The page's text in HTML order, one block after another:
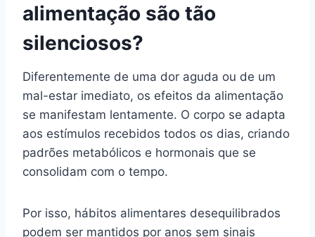
alimentação são tão
silenciosos?
Diferentemente de uma dor aguda ou de um
mal-estar imediato, os efeitos da alimentação
se manifestam lentamente. O corpo se adapta
aos estímulos recebidos todos os dias, criando
padrões metabólicos e hormonais que se
consolidam com o tempo.
Por isso, hábitos alimentares desequilibrados
podem ser mantidos por anos sem sinais